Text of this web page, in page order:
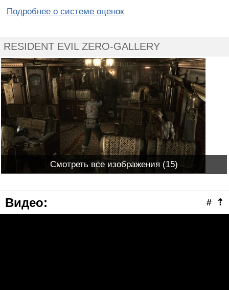
Подробнее о системе оценок
RESIDENT EVIL ZERO-GALLERY
Смотреть все изображения (15)
⇡
#
Видео: